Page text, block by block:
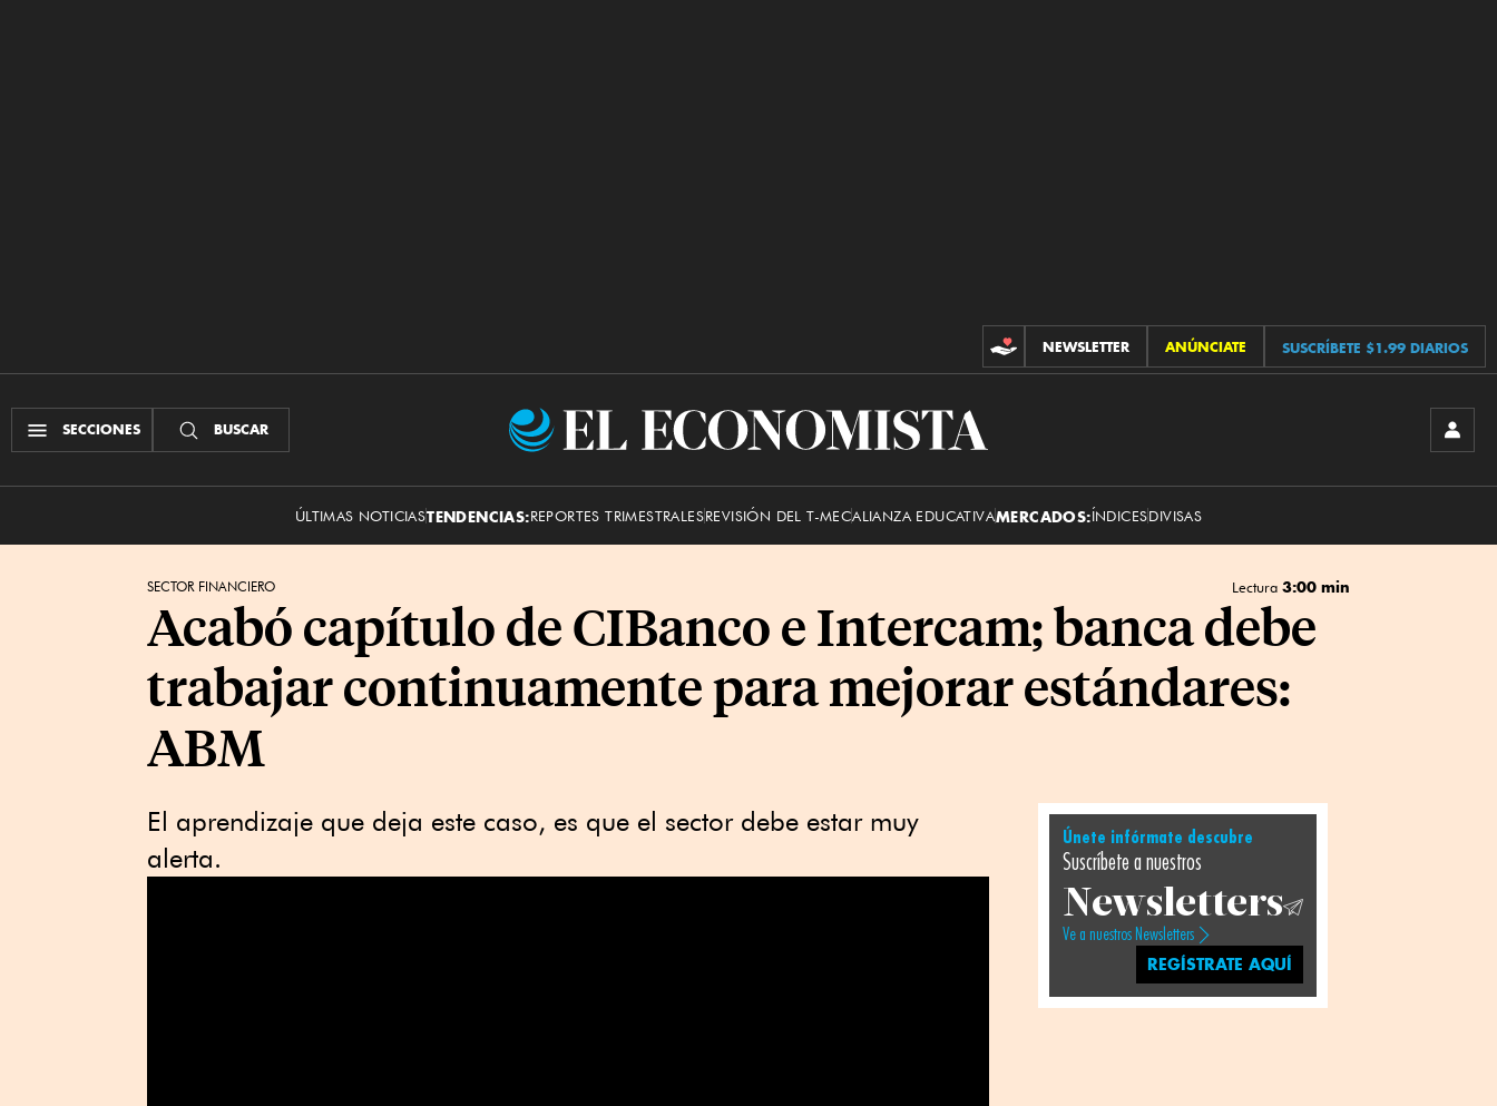
CONTRIBUCIONES
NEWSLETTER ANÚNCIATE SUSCRÍBETE $1.99 DIARIOS
SECCIONES BUSCAR
El
ÚLTIMAS NOTICIASTENDENCIAS:REPORTES TRIMESTRALESREVISIÓN DEL T-MECALIANZA EDUCATIVAMERCADOS:ÍNDICESDIVISAS
SECTOR FINANCIERO Lectura 3:00 min
Acabó capítulo de CIBanco e Intercam; banca debe
trabajar continuamente para mejorar estándares:
ABM
El aprendizaje que deja este caso, es que el sector debe estar muy
alerta.
Únete infórmate descubre
Suscríbete a nuestros
Newsletters
Ve a nuestros Newsletters
REGÍSTRATE AQUÍ